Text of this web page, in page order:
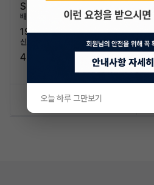
SUV / 5인승
배기량
1995cc
신차가격
40,000,000원
신차 문의하기
오늘 하루 그만보기